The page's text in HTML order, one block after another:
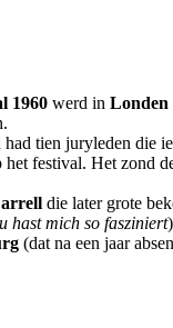
1960 werd in Londen
had tien juryleden die
het festival. Het zond
die later grote
hast mich so fasziniert
(dat na een jaar